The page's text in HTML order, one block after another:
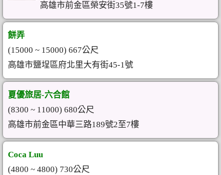
高雄市前金區榮安街35號1-7樓
餅弄
(15000 ~ 15000) 667公尺
高雄市鹽埕區府北里大有街45-1號
夏優旅居-六合館
(8300 ~ 11000) 680公尺
高雄市前金區中華三路189號2至7樓
Coca Luu
(4800 ~ 4800) 730公尺